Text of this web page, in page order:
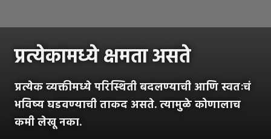
प्रत्येकामध्ये क्षमता असते
प्रत्येक व्यक्तीमध्ये परिस्थिती बदलण्याची आणि स्वतःचं
भविष्य घडवण्याची ताकद असते. त्यामुळे कोणालाच
कमी लेखू नका.